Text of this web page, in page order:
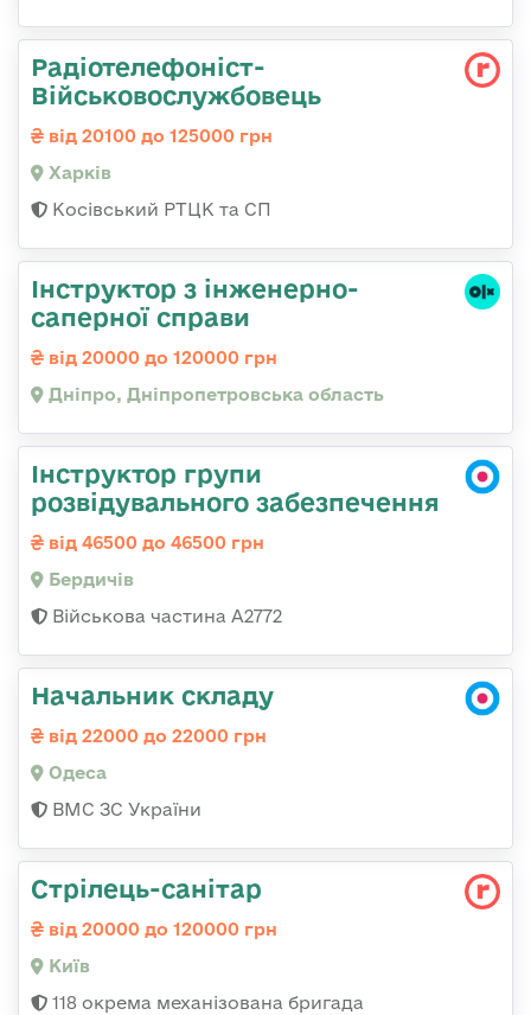
Радіотелефоніст-
Військовослужбовець
від 20100 до 125000 грн
Харків
Косівський РТЦК та СП
Інструктор з інженерно-
саперної справи
від 20000 до 120000 грн
Дніпро, Дніпропетровська область
Інструктор групи
розвідувального забезпечення
від 46500 до 46500 грн
Бердичів
Військова частина А2772
Начальник складу
від 22000 до 22000 грн
Одеса
ВМС ЗС України
Стрілець-санітар
від 20000 до 120000 грн
Київ
118 окрема механізована бригада